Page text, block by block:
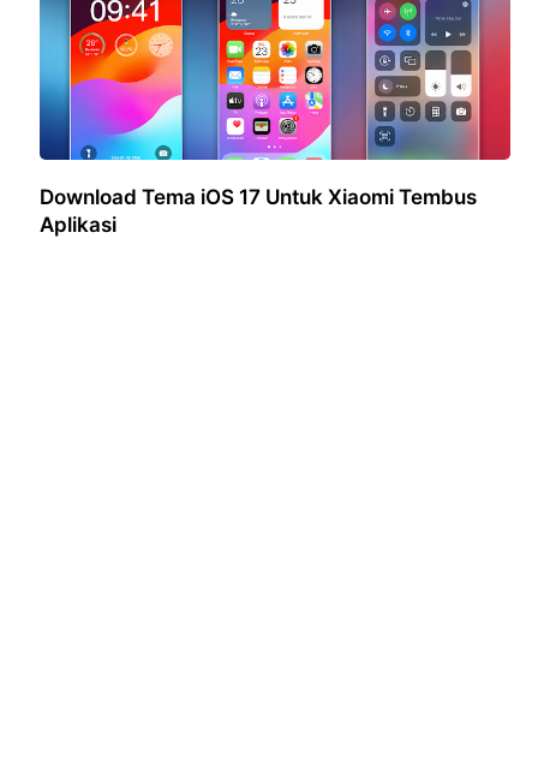
Download Tema iOS 17 Untuk Xiaomi Tembus
Aplikasi